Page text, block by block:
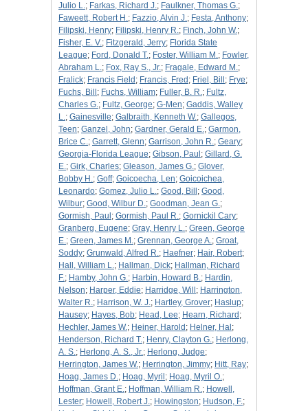
Julio L.; Farkas, Richard J.; Faulkner, Thomas G.;
Faweett, Robert H.; Fazzio, Alvin J.; Festa, Anthony;
Filipski, Henry; Filipski, Henry R.; Finch, John W.;
Fisher, E. V.; Fitzgerald, Jerry; Florida State
League; Ford, Donald T.; Foster, William M.; Fowler,
Abraham L.; Fox, Ray S., Jr.; Fragale, Edward M.;
Fralick; Francis Field ; Francis, Fred ; Friel, Bill ; Frye;
Fuchs, Bill ; Fuchs, William; Fuller, B. R.; Fultz,
Charles G.; Fultz, George; G-Men; Gaddis, Walley
L.; Gainesville; Galbraith, Kenneth W.; Gallegos,
Teen; Ganzel, John; Gardner, Gerald E.; Garmon,
Brice C.; Garrett, Glenn; Garrison, John R.; Geary;
Georgia-Florida League; Gibson, Paul ; Gillard, G.
E.; Girk, Charles; Gleason, James G.; Glover,
Bobby H.; Goff; Goicoecha, Len; Goicoichea,
Leonardo; Gomez, Julio L.; Good, Bill ; Good,
Wilbur; Good, Wilbur D.; Goodman, Jean G.;
Gormish, Paul ; Gormish, Paul R.; Gornickil Cary;
Granberg, Eugene; Gray, Henry L.; Green, George
E.; Green, James M.; Grennan, George A.; Groat,
Soddy; Grunwald, Alfred R.; Haefner; Hair, Robert;
Hall, William L.; Hallman, Dick; Hallman, Richard
F.; Hamby, John G.; Harbin, Howard B.; Hardin,
Nelson; Harper, Eddie; Harridge, Will ; Harrington,
Walter R.; Harrison, W. J.; Hartley, Grover; Haslup;
Hausey; Hayes, Bob; Head, Lee; Hearn, Richard ;
Hechler, James W.; Heiner, Harold ; Helner, Hal ;
Henderson, Richard T.; Henry, Clayton G.; Herlong,
A. S.; Herlong, A. S., Jr.; Herlong, Judge;
Herrington, James W.; Herrington, Jimmy; Hitt, Ray;
Hoag, James D.; Hoag, Myril ; Hoag, Myril O.;
Hoffman, Grant E.; Hoffman, William R.; Howell,
Lester; Howell, Robert J.; Howingston; Hudson, F.;